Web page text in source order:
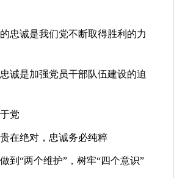
诚是我们党不断取得胜利的力
是加强党员干部队伍建设的迫
党
绝对，忠诚务必纯粹
“两个维护”，树牢“四个意识”